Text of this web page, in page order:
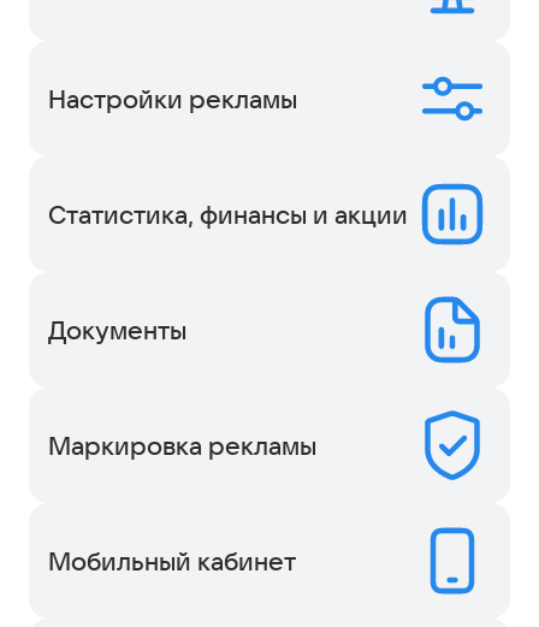
Настройки рекламы
Статистика, финансы и акции
Документы
Маркировка рекламы
Мобильный кабинет